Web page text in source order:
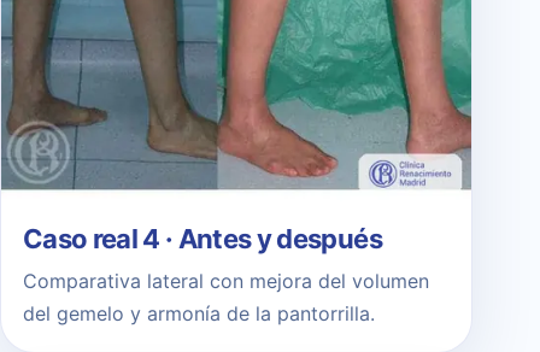
Caso real 4 · Antes y después
Comparativa lateral con mejora del volumen
del gemelo y armonía de la pantorrilla.